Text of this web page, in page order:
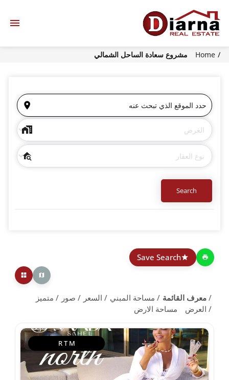
Home مشروع سعادة الساحل الشمالي
Save Search
معرف القائمة مساحة المبني السعر صور
متميز
العرض
مساحة الارض
R T M